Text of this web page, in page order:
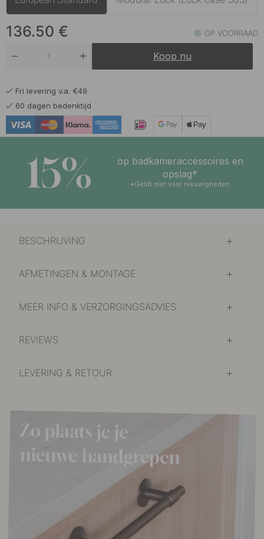
Messing
Roestvrijstalen Afwerking
Zwart
136.50 € OP VOORRAAD
Koop nu
Fri levering v.a. €49
60 dagen bedenktijd
15%
op badkameraccessoires en
opslag*
*Geldt niet voor nieuwigheden
BESCHRIJVING
AFMETINGEN & MONTAGE
MEER INFO & VERZORGINGSADVIES
REVIEWS
LEVERING & RETOUR